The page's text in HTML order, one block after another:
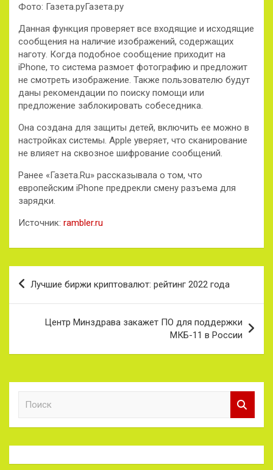
Фото: Газета.руГазета.ру
Данная функция проверяет все входящие и исходящие
сообщения на наличие изображений, содержащих
наготу. Когда подобное сообщение приходит на
iPhone, то система размоет фотографию и предложит
не смотреть изображение. Также пользователю будут
даны рекомендации по поиску помощи или
предложение заблокировать собеседника.
Она создана для защиты детей, включить ее можно в
настройках системы. Apple уверяет, что сканирование
не влияет на сквозное шифрование сообщений.
Ранее «Газета.Ru» рассказывала о том, что
европейским iPhone предрекли смену разъема для
зарядки.
Источник: rambler.ru
Навигация
Лучшие биржи криптовалют: рейтинг 2022 года
Центр Минздрава закажет ПО для поддержки
МКБ-11 в России
к